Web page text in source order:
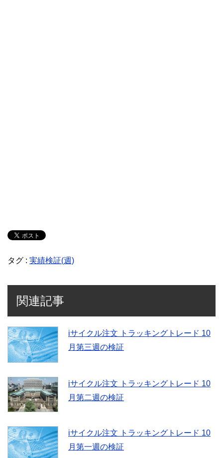
タグ : 実績検証(週)
関連記事
iサイクル注文 トラッキングトレード 10
月第三週の検証
iサイクル注文 トラッキングトレード 10
月第二週の検証
iサイクル注文 トラッキングトレード 10
月第一週の検証